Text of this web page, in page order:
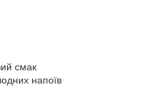
смак
напоїв